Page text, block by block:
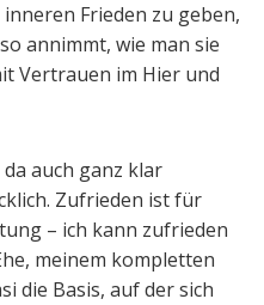
Frieden zu geben,
annimmt, wie man sie
Vertrauen im Hier und
auch ganz klar
Zufrieden ist für
– ich kann zufrieden
meinem kompletten
die Basis, auf der sich